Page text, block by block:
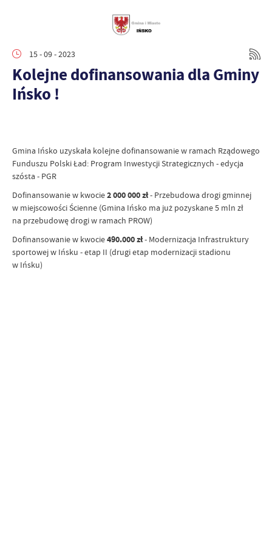
15 - 09 - 2023
Kolejne dofinansowania dla Gminy
Ińsko !
Gmina Ińsko uzyskała kolejne dofinansowanie w ramach Rządowego
Funduszu Polski Ład: Program Inwestycji Strategicznych - edycja
szósta - PGR
Dofinansowanie w kwocie2 000 000 zł- Przebudowa drogi gminnej
w miejscowości Ścienne (Gmina Ińsko ma już pozyskane 5 mln zł
na przebudowę drogi w ramach PROW)
Dofinansowanie w kwocie490.000 zł- Modernizacja Infrastruktury
sportowej w Ińsku - etap II (drugi etap modernizacji stadionu
w Ińsku)